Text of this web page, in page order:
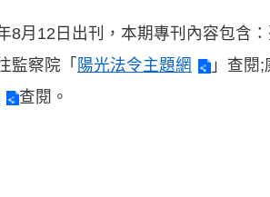
8月12日出刊，本期專刊內容包含
監察院「 陽光法令主題網
」查閱
查閱。